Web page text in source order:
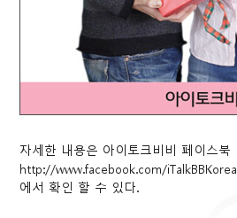
자세한 내용은 아이토크비비 페이스북
http://www.facebook.com/iTalkBBKorea
에서 확인 할 수 있다.